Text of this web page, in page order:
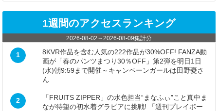
1週間のアクセスランキング
2026-08-02 ～2026-08-09集計分
1
8KVR作品を含む人気の222作品が30%OFF! FANZA動
画が「春のパンツまつり30％OFF」第2弾を明日1日
(水)朝9:59まで開催～キャンペーンガールは田野憂さ
ん
2
「FRUITS ZIPPER」の水色担当“まなふぃ”こと真中ま
なが待望の初水着グラビアに挑戦! 「週刊プレイボー